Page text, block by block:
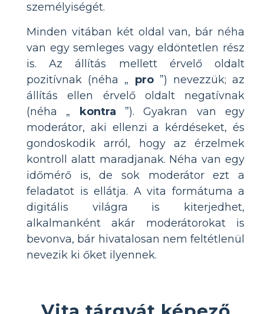
személyiségét.
Minden vitában két oldal van, bár néha
van egy semleges vagy eldöntetlen rész
is. Az állítás mellett érvelő oldalt
pozitívnak (néha „ pro”) nevezzük; az
állítás ellen érvelő oldalt negatívnak
(néha „
kontra ”). Gyakran van egy
moderátor, aki ellenzi a kérdéseket, és
gondoskodik arról, hogy az érzelmek
kontroll alatt maradjanak. Néha van egy
időmérő is, de sok moderátor ezt a
feladatot is ellátja. A vita formátuma a
digitális világra is kiterjedhet,
alkalmanként akár moderátorokat is
bevonva, bár hivatalosan nem feltétlenül
nevezik ki őket ilyennek.